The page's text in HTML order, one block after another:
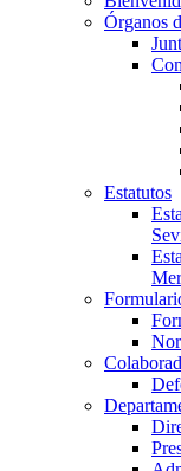
Órganos
Estatutos